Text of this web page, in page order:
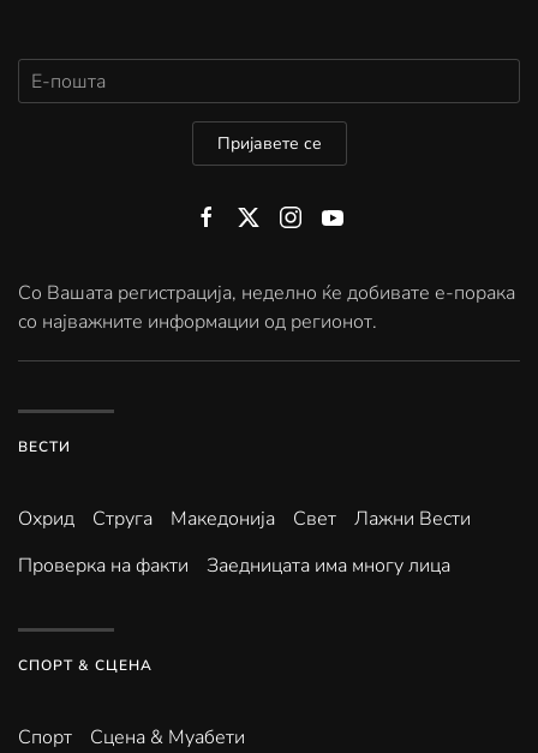
Пријавете се
Со Вашата регистрација, неделно ќе добивате е-порака
со најважните информации од регионот.
ВЕСТИ
Охрид Струга Македонија Свет
Лажни Вести
Проверка на факти
Заедницата има многу лица
СПОРТ & СЦЕНА
Спорт Сцена & Муабети